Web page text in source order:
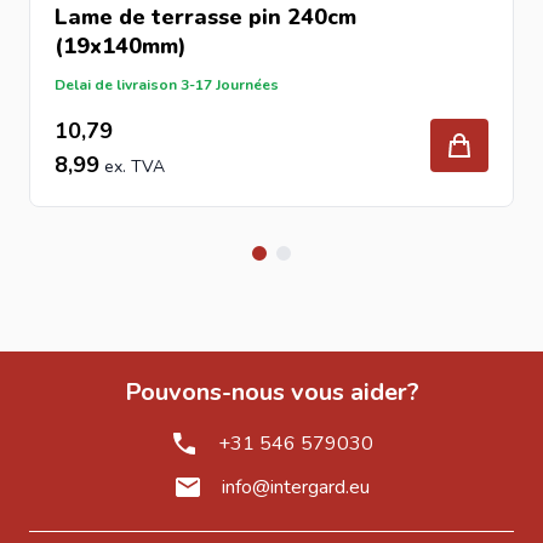
Installez des lambourdes adaptées aux terrasses
extérieures.
Respectez l'espacement recommandé entre les supports.
Prévoyez un espace entre les lames pour favoriser la
ventilation.
Fixez les lames avec desvisinox résistantes à la
Contrôlez l'alignement et le niveau tout au long de
de nettoyer régulièrement la terrasse afin d'éliminer les
salissures, feuilles et mousses. Une bonne circulation de
l'air sous la structure contribue également à prolonger la
durée de vie de votre terrasse.
Lame de terrasse pin 240cm
(19x140mm)
Delai de livraison 3-17 Journées
10,79
8,99
Pouvons-nous vous aider?
+31 546 579030
info@intergard.eu